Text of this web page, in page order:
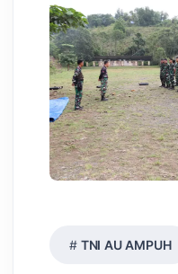
TNI AU AMPUH